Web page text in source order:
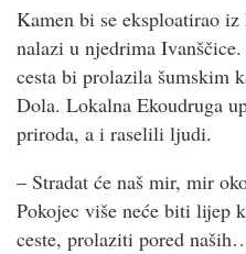
Kamen bi se eksploatirao
nalazi u njedrima
cesta bi prolazila šumskim
Dola. Lokalna Ekoudruga
priroda, a i raselili ljudi.
– Stradat će naš mir, mir
Pokojec više neće biti lijep
ceste, prolaziti pored